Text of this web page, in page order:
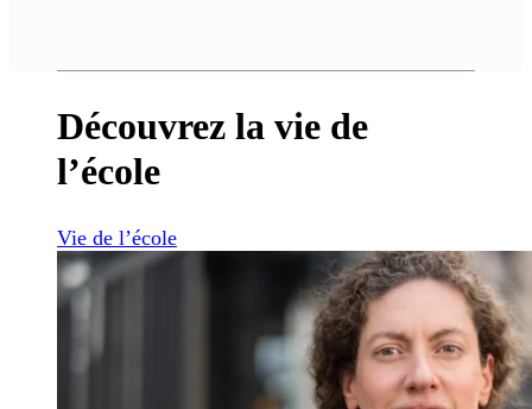
Découvrez la vie de
l’école
Vie de l’école